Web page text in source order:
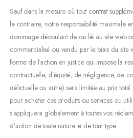
Sauf dans la mesure où tout contrat
le contraire, notre responsabilité maximale
dommage découlant de ou lié au site web
commercialisé ou vendu par le biais du site
forme de l’action en justice qui impose la
contractuelle, d’équité, de négligence, de
délictuelle ou autre) sera limitée au prix
pour acheter ces produits ou services ou
s’appliquera globalement à toutes vos
d’action de toute nature et de tout type.